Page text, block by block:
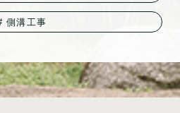
側溝工事